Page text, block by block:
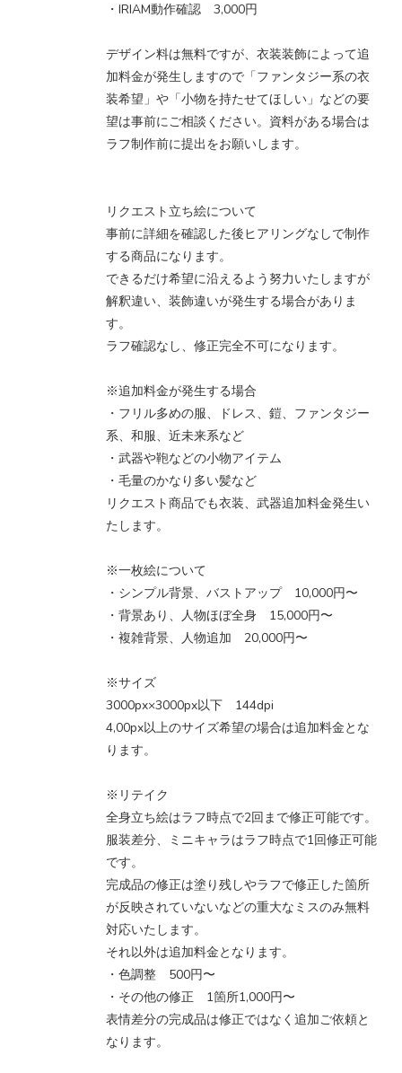
・IRIAM動作確認 3,000円
デザイン料は無料ですが、衣装装飾によって追
加料金が発生しますので「ファンタジー系の衣
装希望」や「小物を持たせてほしい」などの要
望は事前にご相談ください。資料がある場合は
ラフ制作前に提出をお願いします。
リクエスト立ち絵について
事前に詳細を確認した後ヒアリングなしで制作
する商品になります。
できるだけ希望に沿えるよう努力いたしますが
解釈違い、装飾違いが発生する場合がありま
す。
ラフ確認なし、修正完全不可になります。
※追加料金が発生する場合
・フリル多めの服、ドレス、鎧、ファンタジー
系、和服、近未来系など
・武器や鞄などの小物アイテム
・毛量のかなり多い髪など
リクエスト商品でも衣装、武器追加料金発生い
たします。
※一枚絵について
・シンプル背景、バストアップ 10,000円〜
・背景あり、人物ほぼ全身 15,000円〜
・複雑背景、人物追加 20,000円〜
※サイズ
3000px×3000px以下 144dpi
4,00px以上のサイズ希望の場合は追加料金とな
ります。
※リテイク
全身立ち絵はラフ時点で2回まで修正可能です。
服装差分、ミニキャラはラフ時点で1回修正可能
です。
完成品の修正は塗り残しやラフで修正した箇所
が反映されていないなどの重大なミスのみ無料
対応いたします。
それ以外は追加料金となります。
・色調整 500円〜
・その他の修正 1箇所1,000円〜
表情差分の完成品は修正ではなく追加ご依頼と
なります。